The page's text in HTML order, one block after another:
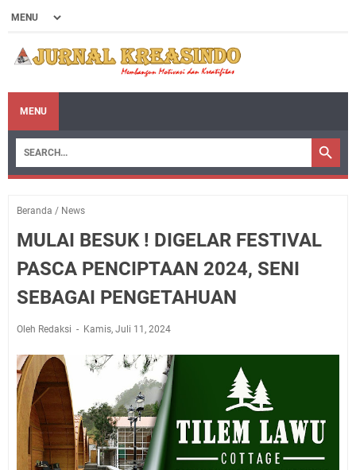
MENU
Beranda / News
MULAI BESUK ! DIGELAR FESTIVAL
PASCA PENCIPTAAN 2024, SENI
SEBAGAI PENGETAHUAN
Oleh Redaksi Kamis, Juli 11, 2024